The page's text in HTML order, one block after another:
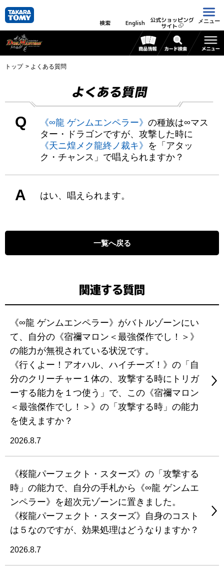
検索 English 公式ショッピング
サイト
メニュー
トップ よくある質問
よくある質問
Q 《∞龍 ゲンムエンペラー》 の種族は∞マス
ター・ドラゴンですが、攻撃した時に
《天ニ煌メク龍終ノ裁キ》 を「アタッ
ク・チャンス」で唱えられますか？
A はい、唱えられます。
一覧へ戻る
関連する質問
《∞龍 ゲンムエンペラー》がバトルゾーンにい
て、自分の《宿禰マロン＜最強傑作でし！＞》
の能力が無視されている状況です。
《行くよー！アオハル、ハイチーズ！》の「自
分のクリーチャー１体の、攻撃する時にトリガ
ーする能力を１つ使う」で、この《宿禰マロン
＜最強傑作でし！＞》の「攻撃する時」の能力
を使えますか？
2026.8.7
《桜龍パーフェクト・スターズ》の「攻撃する
時」の能力で、自分の手札から《∞龍 ゲンムエ
ンペラー》を超次元ゾーンに置きました。
《桜龍パーフェクト・スターズ》自身のコスト
は５なのですが、効果処理はどうなりますか？
2026.8.7